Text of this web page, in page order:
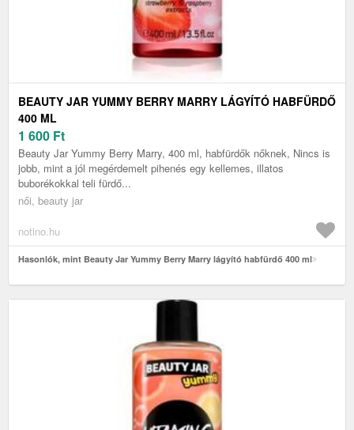
BEAUTY JAR YUMMY BERRY MARRY LÁGYÍTÓ HABFÜRDŐ
400 ML
1 600 Ft
Beauty Jar Yummy Berry Marry, 400 ml, habfürdők nőknek, Nincs is
jobb, mint a jól megérdemelt pihenés egy kellemes, illatos
buborékokkal teli fürdő...
női, beauty jar
notino.hu
Hasonlók, mint Beauty Jar Yummy Berry Marry lágyító habfürdő 400 ml